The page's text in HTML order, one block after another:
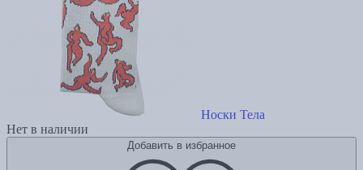
Носки Тела
Нет в наличии
Добавить в избранное